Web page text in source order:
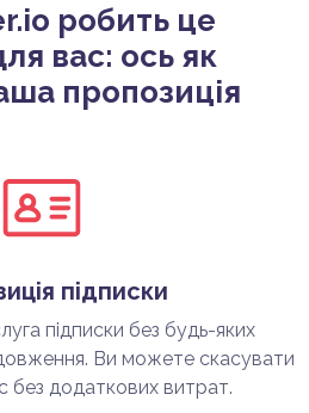
робить це
вас: ось як
пропозиція
підписки
підписки без будь-яких
Ви можете скасувати
без додаткових витрат.